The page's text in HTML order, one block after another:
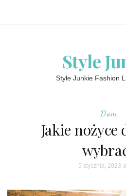
Style
Style Junkie Fashion
Dom
Jakie
5 stycznia, 2023